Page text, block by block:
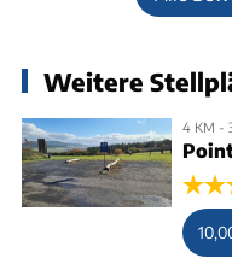
Weitere
4 KM -